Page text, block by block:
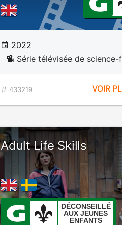
2022
Série télévisée de
433219 VOIR
Adult Life Skills
DÉCONSEILLÉ
AUX JEUNES
ENFANTS